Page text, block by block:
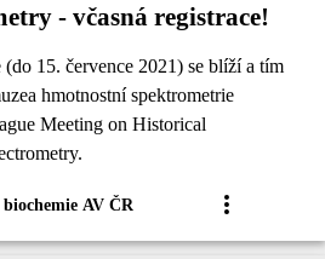
- včasná registrace!
(do 15. července 2021) se blíží a tím
hmotnostní spektrometrie
Meeting on Historical
AV ČR